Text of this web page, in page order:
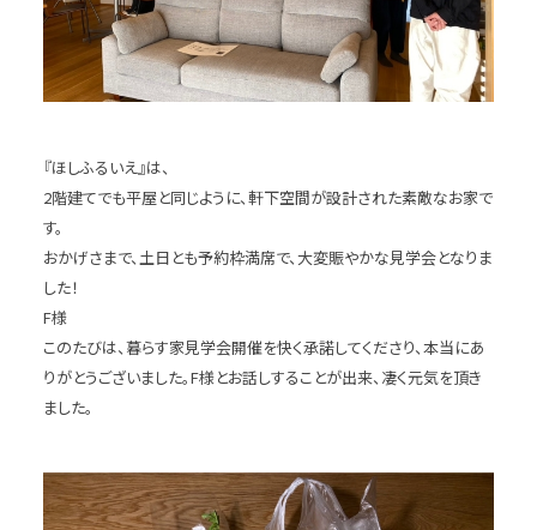
『ほしふるいえ』は、
2階建てでも平屋と同じように、軒下空間が設計された素敵なお家で
す。
おかげさまで、土日とも予約枠満席で、大変賑やかな見学会となりま
した！
F様
このたびは、暮らす家見学会開催を快く承諾してくださり、本当にあ
りがとうございました。F様とお話しすることが出来、凄く元気を頂き
ました。